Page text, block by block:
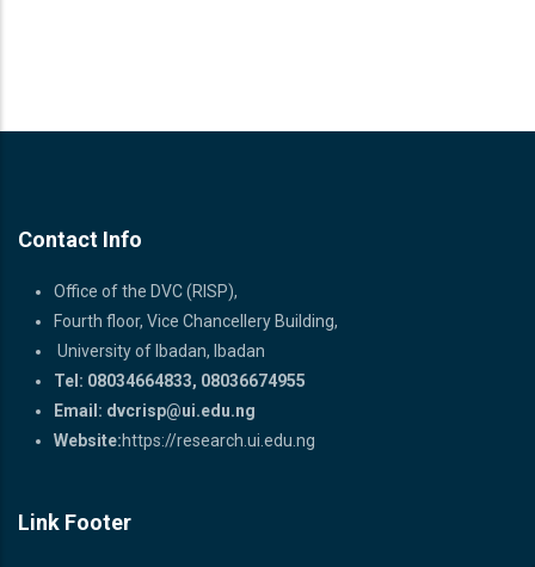
Contact Info
Office of the DVC (RISP),
Fourth floor, Vice Chancellery Building,
University of Ibadan, Ibadan
Tel: 08034664833, 08036674955
Email: dvcrisp@ui.edu.ng
Website:https://research.ui.edu.ng
Link Footer